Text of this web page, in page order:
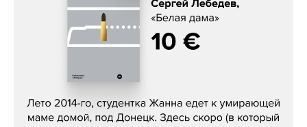
Сергей Лебедев, «Белая дама»